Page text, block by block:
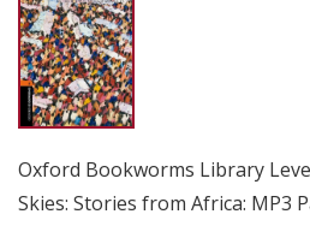
Oxford Bookworms Library
Skies: Stories from Africa: MP3